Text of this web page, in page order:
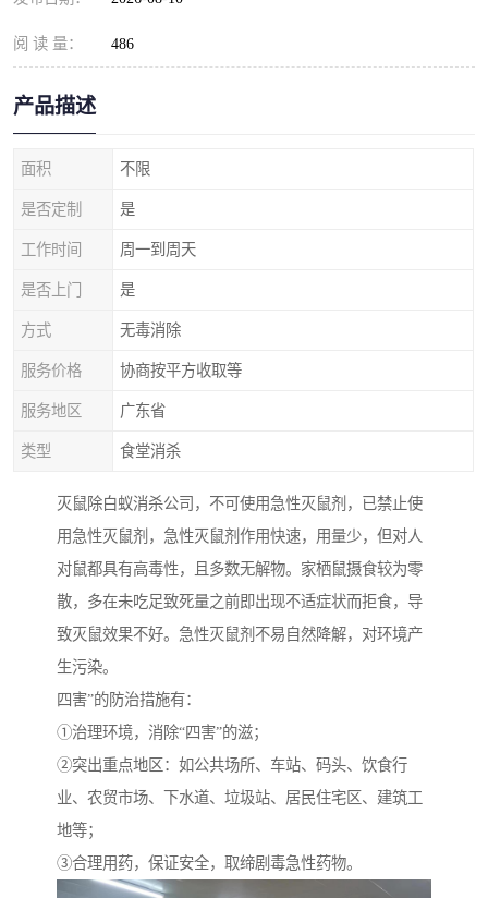
阅 读 量： 486
产品描述
面积 不限
是否定制 是
工作时间 周一到周天
是否上门 是
方式 无毒消除
服务价格 协商按平方收取等
服务地区 广东省
类型 食堂消杀
灭鼠除白蚁消杀公司，不可使用急性灭鼠剂，已禁止使
用急性灭鼠剂，急性灭鼠剂作用快速，用量少，但对人
对鼠都具有高毒性，且多数无解物。家栖鼠摄食较为零
散，多在未吃足致死量之前即出现不适症状而拒食，导
致灭鼠效果不好。急性灭鼠剂不易自然降解，对环境产
生污染。
四害”的防治措施有：
①治理环境，消除“四害”的滋；
②突出重点地区：如公共场所、车站、码头、饮食行
业、农贸市场、下水道、垃圾站、居民住宅区、建筑工
地等；
③合理用药，保证安全，取缔剧毒急性药物。